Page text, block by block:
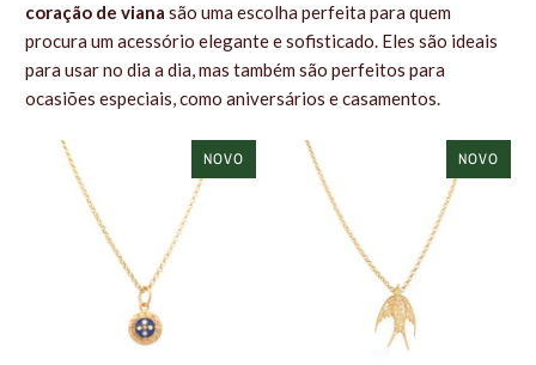
coração de viana são uma escolha perfeita para quem
procura um acessório elegante e sofisticado. Eles são ideais
para usar no dia a dia, mas também são perfeitos para
ocasiões especiais, como aniversários e casamentos.
NOVO NOVO